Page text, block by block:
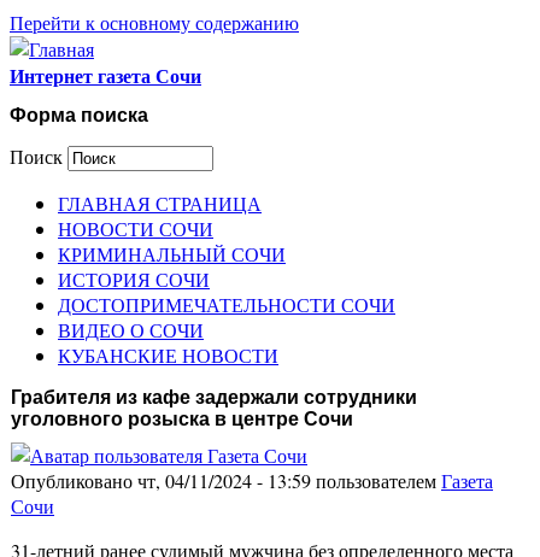
Перейти к основному содержанию
Интернет газета Сочи
Форма поиска
Поиск
ГЛАВНАЯ СТРАНИЦА
НОВОСТИ СОЧИ
КРИМИНАЛЬНЫЙ СОЧИ
ИСТОРИЯ СОЧИ
ДОСТОПРИМЕЧАТЕЛЬНОСТИ СОЧИ
ВИДЕО О СОЧИ
КУБАНСКИЕ НОВОСТИ
Грабителя из кафе задержали сотрудники
уголовного розыска в центре Сочи
Опубликовано чт, 04/11/2024 - 13:59 пользователемГазета
Сочи
31-летний ранее судимый мужчина без определенного места